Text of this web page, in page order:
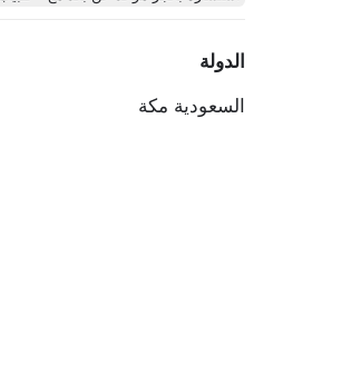
الدولة
السعودية مكة